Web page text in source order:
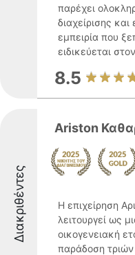
παρέχει
διαχείρισης
εμπειρία που
ειδικεύεται
8.5
Διακριθέντες
Ariston
Η επιχείρηση
λειτουργεί ως
οικογενειακή
παράδοση